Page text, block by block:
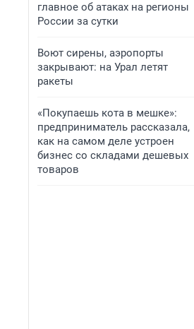
главное об атаках на регионы
России за сутки
Воют сирены, аэропорты
закрывают: на Урал летят
ракеты
«Покупаешь кота в мешке»:
предприниматель рассказала,
как на самом деле устроен
бизнес со складами дешевых
товаров